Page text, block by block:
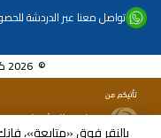
تواصل معنا عبر الدردشة
© 2026 كارفور كل الحقوق محفوظة